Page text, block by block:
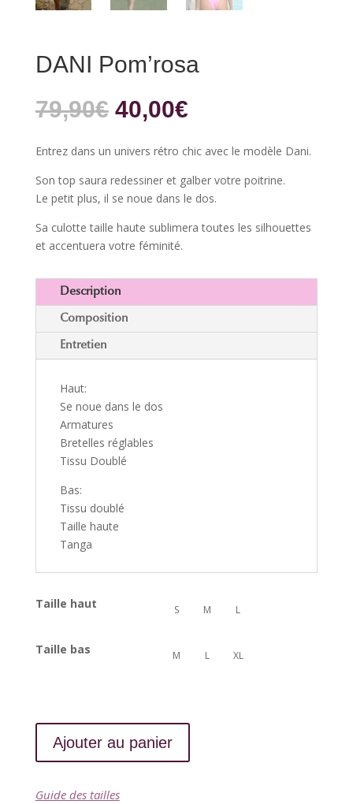
DANI Pom’rosa
79,90€ Le
prix
initial
était :
79,90€.
40,00€Le
actuel
est :
40,00€.
Entrez dans un univers rétro chic avec le modèle Dani.
Son top saura redessiner et galber votre poitrine.
Le petit plus, il se noue dans le dos.
Sa culotte taille haute sublimera toutes les silhouettes
et accentuera votre féminité.
Description
Composition
Entretien
Haut:
Se noue dans le dos
Armatures
Bretelles réglables
Tissu Doublé
Bas:
Tissu doublé
Taille haute
Tanga
Taille haut S M L
Taille bas M L XL
Ajouter au panier
lGuide des tailles